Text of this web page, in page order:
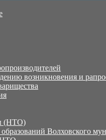
возникновения и
(НТО)
Волховского